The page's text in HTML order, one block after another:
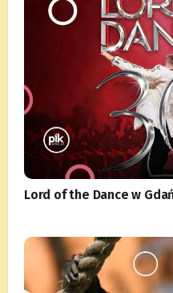
Lord of the Dance w